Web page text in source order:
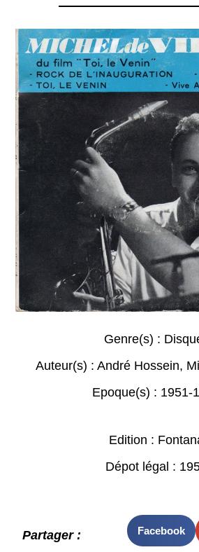
Genre(s) :
Auteur(s) : André Hossein,
Epoque(s) : 1951-
Edition :
Dépot légal :
Partager : Facebook